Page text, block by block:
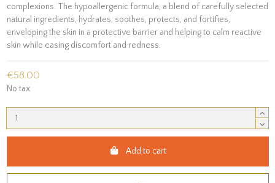
complexions. The hypoallergenic formula, a blend of carefully selected
natural ingredients, hydrates, soothes, protects, and fortifies,
enveloping the skin in a protective barrier and helping to calm reactive
skin while easing discomfort and redness.
€58.00
No tax
Add to cart